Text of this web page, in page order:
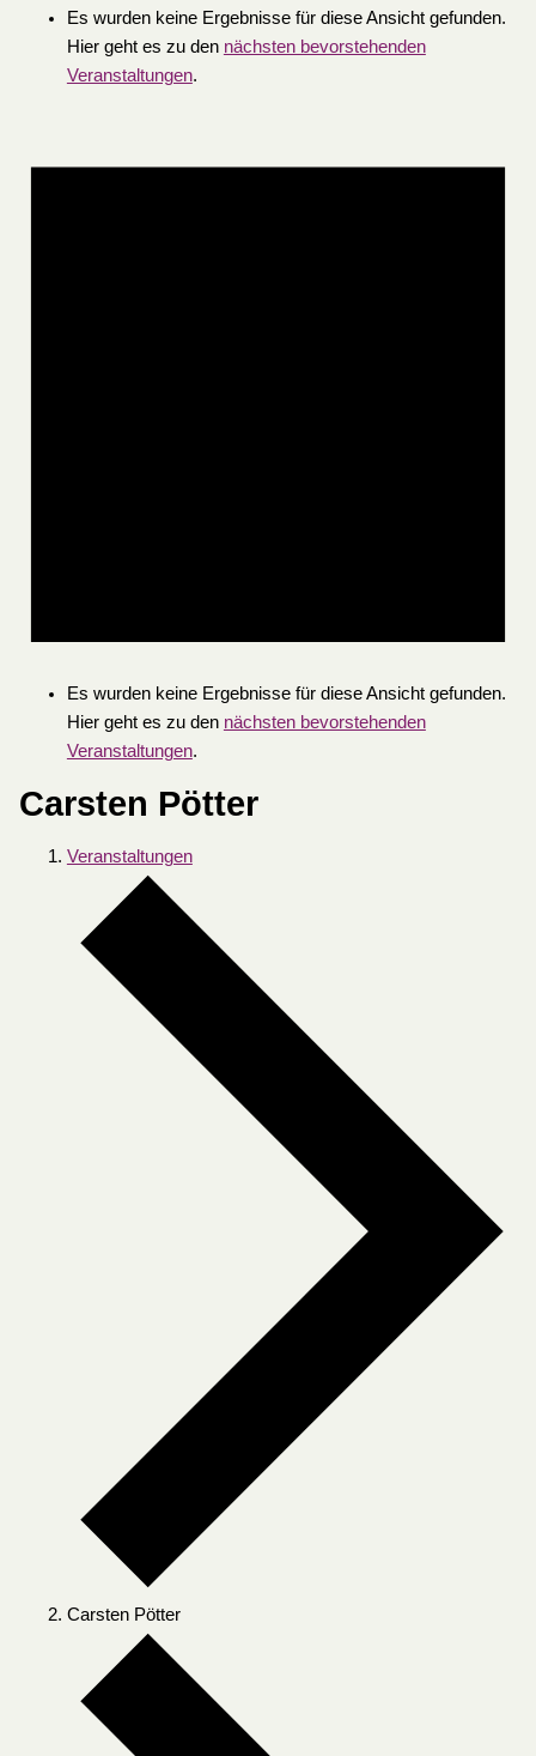
Es wurden keine Ergebnisse für diese Ansicht gefunden.
Hier geht es zu den nächsten bevorstehenden
Veranstaltungen.
Es wurden keine Ergebnisse für diese Ansicht gefunden.
Hier geht es zu den nächsten bevorstehenden
Veranstaltungen.
Carsten Pötter
Veranstaltungen
Carsten Pötter